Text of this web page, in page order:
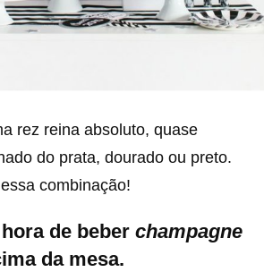
rez reina absoluto, quase
do prata, dourado ou preto.
combinação!
de beber champagne
da mesa.